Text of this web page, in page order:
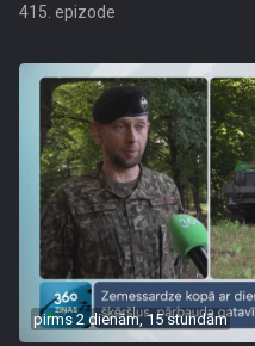
415. epizode
pirms 2 dienām, 15 stundām